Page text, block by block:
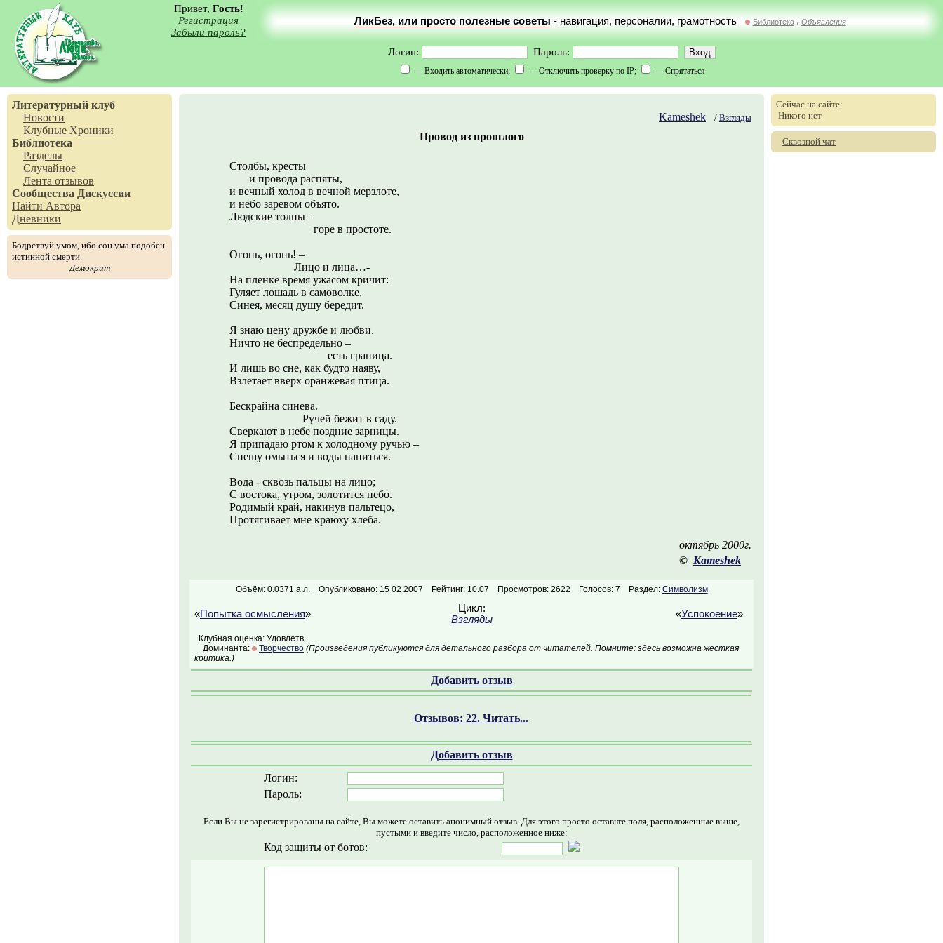
Привет, Гость!
Регистрация
Забыли пароль?
ЛикБез, или просто полезные советы - навигация, персоналии, грамотность Библиотека // Объявления
Логин: Пароль:
— Входить автоматически; — Отключить проверку по IP; — Спрятаться
Литературный клуб
Новости
Клубные Хроники
Библиотека
Разделы
Случайное
Лента отзывов
Сообщества Дискуссии
Найти Автора
Дневники
Бодрствуй умом, ибо сон ума подобен
истинной смерти.
Демокрит
Kameshek / Взгляды
Провод из прошлого
Столбы, кресты
и провода распяты,
и вечный холод в вечной мерзлоте,
и небо заревом объято.
Людские толпы –
горе в простоте.
Огонь, огонь! –
Лицо и лица…-
На пленке время ужасом кричит:
Гуляет лошадь в самоволке,
Синея, месяц душу бередит.
Я знаю цену дружбе и любви.
Ничто не беспредельно –
есть граница.
И лишь во сне, как будто наяву,
Взлетает вверх оранжевая птица.
Бескрайна синева.
Ручей бежит в саду.
Сверкают в небе поздние зарницы.
Я припадаю ртом к холодному ручью –
Спешу омыться и воды напиться.
Вода - сквозь пальцы на лицо;
С востока, утром, золотится небо.
Родимый край, накинув пальтецо,
Протягивает мне краюху хлеба.
октябрь 2000г.
© Kameshek
Объём: 0.0371 а.л. Опубликовано: 15 02 2007 Рейтинг: 10.07 Просмотров: 2622 Голосов: 7 Раздел: Символизм
«Попытка осмысления»
Цикл:
Взгляды
«Успокоение»
Клубная оценка: Удовлетв.
Доминанта:
Творчество (Произведения публикуются для детального разбора от читателей. Помните: здесь возможна жесткая
критика.)
Добавить отзыв
Отзывов: 22. Читать...
Добавить отзыв
Логин:
Пароль:
Если Вы не зарегистрированы на сайте, Вы можете оставить анонимный отзыв. Для этого просто оставьте поля, расположенные выше,
пустыми и введите число, расположенное ниже:
Код защиты от ботов:
Сейчас на сайте:
Никого нет
Сквозной чат